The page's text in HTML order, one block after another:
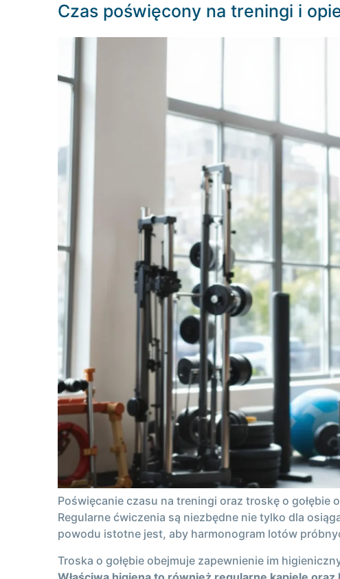
Czas poświęcony na treningi i
Poświęcanie czasu na treningi oraz troskę o
Regularne ćwiczenia są niezbędne nie tylko dla
powodu istotne jest, aby harmonogram lotów
Troska o gołębie obejmuje zapewnienie im